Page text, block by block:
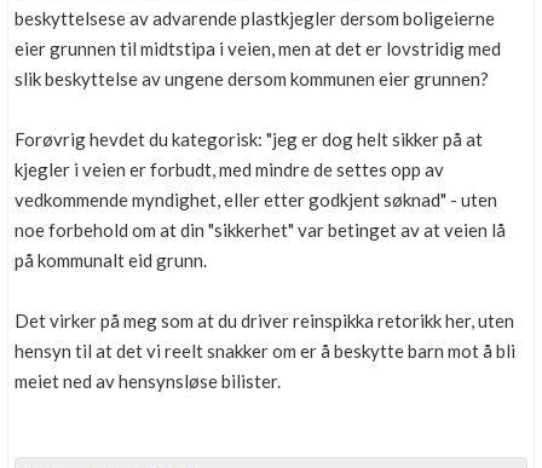
beskyttelsese av advarende plastkjegler dersom boligeierne
eier grunnen til midtstipa i veien, men at det er lovstridig med
slik beskyttelse av ungene dersom kommunen eier grunnen?
Forøvrig hevdet du kategorisk: "jeg er dog helt sikker på at
kjegler i veien er forbudt, med mindre de settes opp av
vedkommende myndighet, eller etter godkjent søknad" - uten
noe forbehold om at din "sikkerhet" var betinget av at veien lå
på kommunalt eid grunn.
Det virker på meg som at du driver reinspikka retorikk her, uten
hensyn til at det vi reelt snakker om er å beskytte barn mot å bli
meiet ned av hensynsløse bilister.